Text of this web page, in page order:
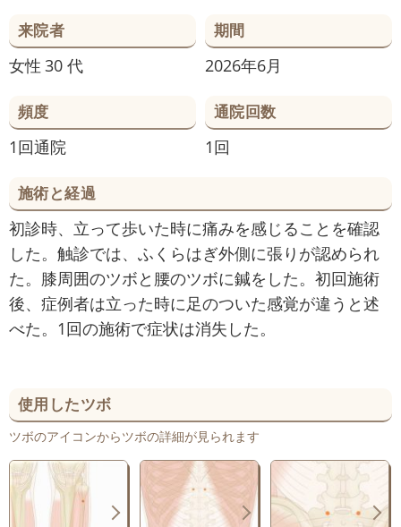
来院者
女性 30 代
期間
2026年6月
頻度
1回通院
通院回数
1回
施術と経過
初診時、立って歩いた時に痛みを感じることを確認
した。触診では、ふくらはぎ外側に張りが認められ
た。膝周囲のツボと腰のツボに鍼をした。初回施術
後、症例者は立った時に足のついた感覚が違うと述
べた。1回の施術で症状は消失した。
使用したツボ
ツボのアイコンからツボの詳細が見られます